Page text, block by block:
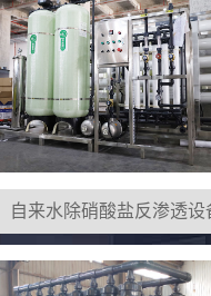
自来水除硝酸盐反渗透设